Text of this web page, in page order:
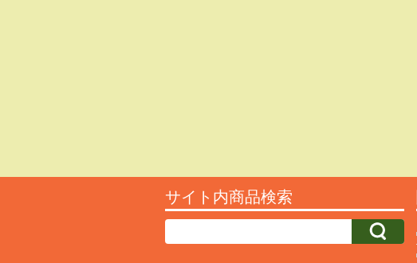
サイト内商品検索